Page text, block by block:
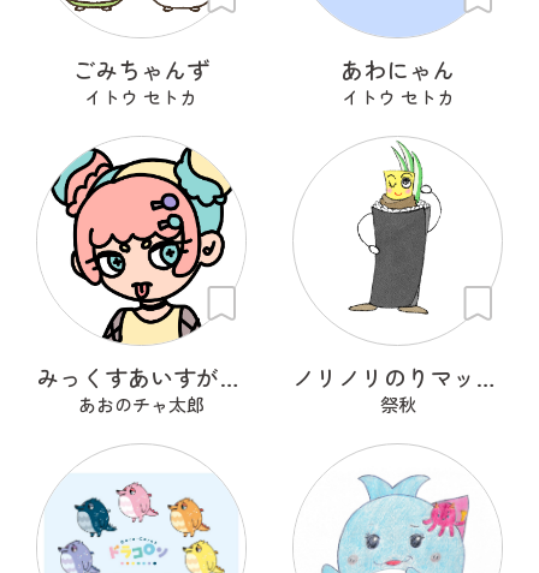
ごみちゃんず
イトウ セトカ
あわにゃん
イトウ セトカ
みっくすあいすがーる
あおのチャ太郎
ノリノリのりマッキーさん
祭秋